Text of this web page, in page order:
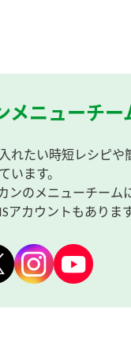
メニューチー
れたい時短レシピや
います。
ンのメニューチーム
アカウントもあります